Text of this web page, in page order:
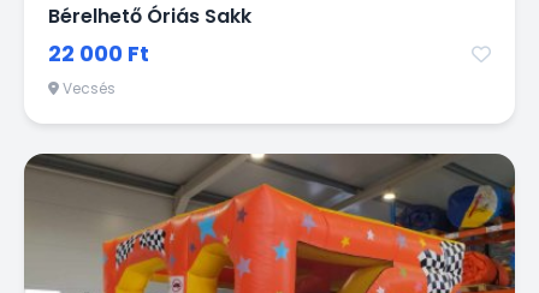
Bérelhető Óriás Sakk
22 000 Ft
Vecsés